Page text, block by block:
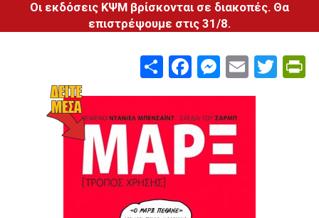
Οι εκδόσεις ΚΨΜ βρίσκονται σε διακοπές. Θα
επιστρέψουμε στις 31/8.
ShareFacebook
Email